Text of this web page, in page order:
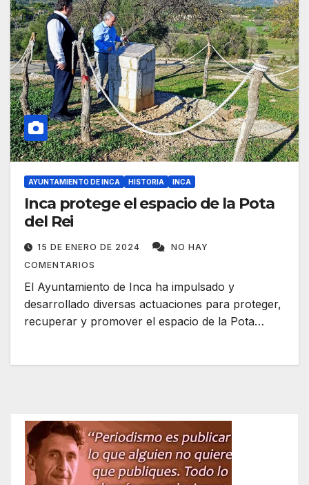
AYUNTAMIENTO DE INCA HISTORIA INCA
Inca protege el espacio de la Pota
del Rei
15 DE ENERO DE 2024
NO HAY
COMENTARIOS
El Ayuntamiento de Inca ha impulsado y
desarrollado diversas actuaciones para proteger,
recuperar y promover el espacio de la Pota…